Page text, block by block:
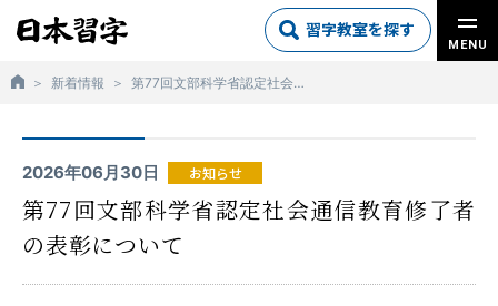
習字教室を探す
MENU
新着情報 第77回文部科学省認定社会通信教育修了者の表彰について
2026年06月30日 お知らせ
第77回文部科学省認定社会通信教育修了者
の表彰について